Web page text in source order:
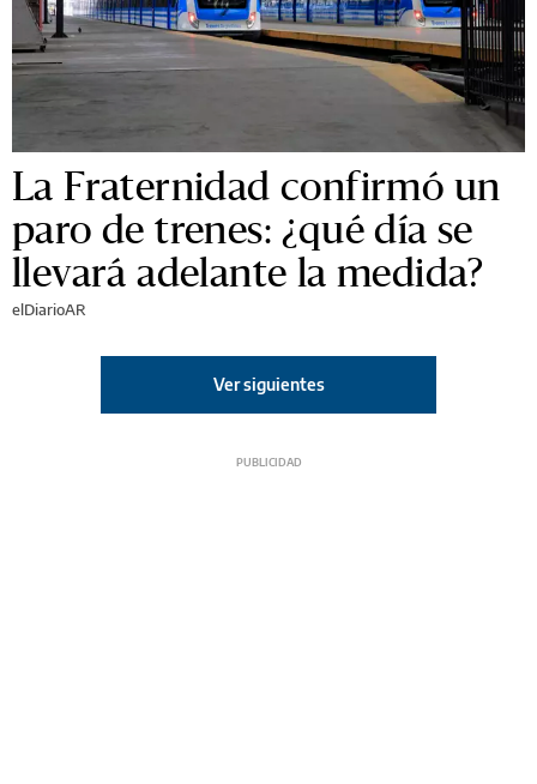
La Fraternidad confirmó un
paro de trenes: ¿qué día se
llevará adelante la medida?
elDiarioAR
Ver siguientes